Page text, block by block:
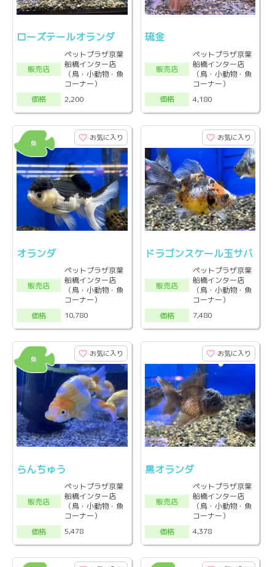
ローズテールオランダ
販売店
ペットプラザ京葉
船橋インター店
（鳥・小動物・魚
コーナー）
価格
2,200
琉金
販売店
ペットプラザ京葉
船橋インター店
（鳥・小動物・魚
コーナー）
価格
4,180
お気に入り
オランダ
販売店
ペットプラザ京葉
船橋インター店
（鳥・小動物・魚
コーナー）
価格
10,780
お気に入り
ドラゴンスケール玉サバ
販売店
ペットプラザ京葉
船橋インター店
（鳥・小動物・魚
コーナー）
価格
7,480
お気に入り
らんちゅう
販売店
ペットプラザ京葉
船橋インター店
（鳥・小動物・魚
コーナー）
価格
5,478
お気に入り
黒オランダ
販売店
ペットプラザ京葉
船橋インター店
（鳥・小動物・魚
コーナー）
価格
4,378